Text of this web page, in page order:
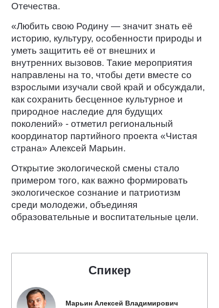
Отечества.
«Любить свою Родину — значит знать её
историю, культуру, особенности природы и
уметь защитить её от внешних и
внутренних вызовов. Такие мероприятия
направлены на то, чтобы дети вместе со
взрослыми изучали свой край и обсуждали,
как сохранить бесценное культурное и
природное наследие для будущих
поколений» - отметил региональный
координатор партийного проекта «Чистая
страна» Алексей Марьин.
Открытие экологической смены стало
примером того, как важно формировать
экологическое сознание и патриотизм
среди молодежи, объединяя
образовательные и воспитательные цели.
Спикер
Марьин Алексей Владимирович